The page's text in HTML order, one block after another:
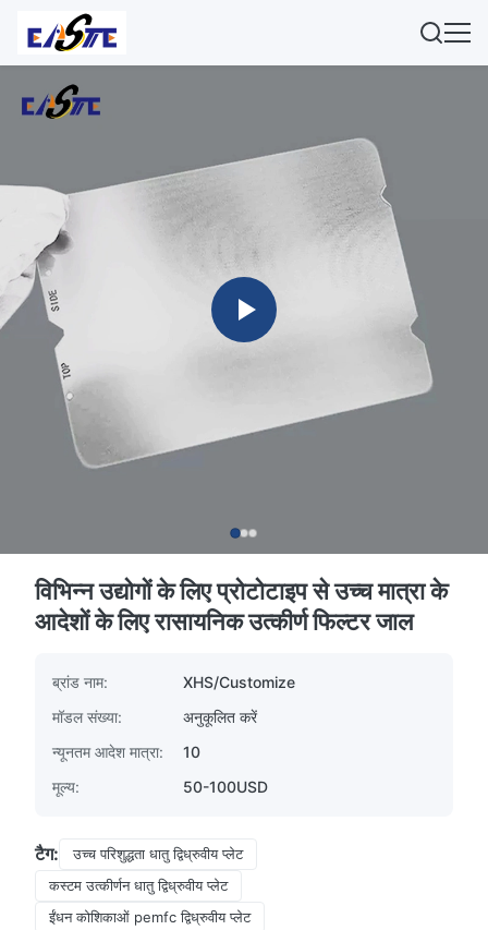
विभिन्न उद्योगों के लिए प्रोटोटाइप से उच्च मात्रा के
आदेशों के लिए रासायनिक उत्कीर्ण फिल्टर जाल
ब्रांड नाम:
XHS/Customize
मॉडल संख्या:
अनुकूलित करें
न्यूनतम आदेश मात्रा:
10
मूल्य:
50-100USD
टैग:
उच्च परिशुद्धता धातु द्विध्रुवीय प्लेट
कस्टम उत्कीर्णन धातु द्विध्रुवीय प्लेट
ईंधन कोशिकाओं pemfc द्विध्रुवीय प्लेट